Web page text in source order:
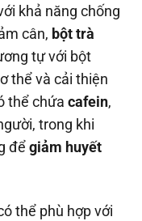
khả năng chống
cân, bột trà
tự với bột
thể và cải thiện
thể chứacafein,
trong khi
đểgiảm huyết
thể phù hợp với